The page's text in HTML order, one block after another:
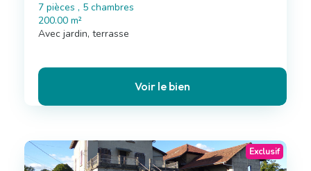
7 pièces , 5 chambres
200.00 m²
Avec jardin, terrasse
Voir le bien
Exclusif